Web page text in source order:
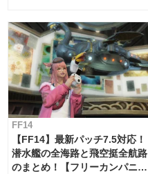
FF14
【FF14】最新パッチ7.5対応！
潜水艦の全海路と飛空挺全航路
のまとめ！【フリーカンパニ